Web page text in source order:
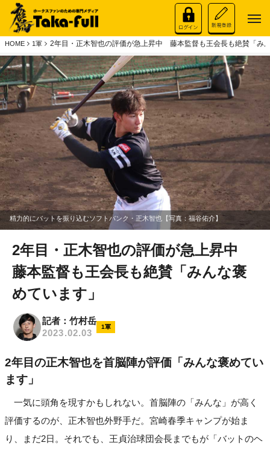
HOME 1軍 2年目・正木智也の評価が急上昇中 藤本監督も王会長も絶賛「み
精力的にバットを振り込むソフトバンク・正木智也【写真：福谷佑介】
2年目・正木智也の評価が急上昇中
藤本監督も王会長も絶賛「みんな褒
めています」
記者：竹村岳
2023.02.03
1軍
2年目の正木智也を首脳陣が評価「みんな褒めてい
ます」
一気に頭角を現すかもしれない。首脳陣の「みんな」が高く
評価するのが、正木智也外野手だ。宮崎春季キャンプが始ま
り、まだ2日。それでも、王貞治球団会長までもが「バットのヘ